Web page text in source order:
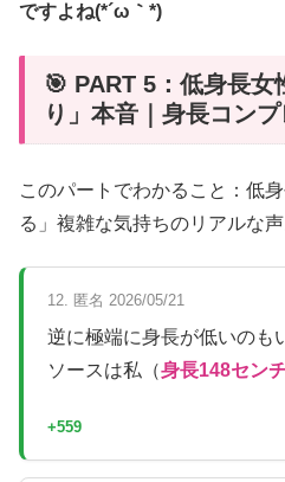
ですよね(*´ω｀*)
🎯 PART 5：低身長
り」本音｜身長コン
このパートでわかること：低
る」複雑な気持ちのリアルな声
12. 匿名 2026/05/21
逆に極端に身長が低いのも
ソースは私（身長148セン
+559